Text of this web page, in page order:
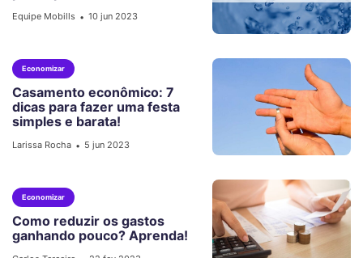
Equipe Mobills • 10 jun 2023
Economizar
Casamento econômico: 7
dicas para fazer uma festa
simples e barata!
Larissa Rocha • 5 jun 2023
Economizar
Como reduzir os gastos
ganhando pouco? Aprenda!